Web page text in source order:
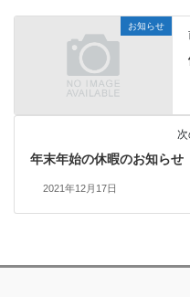
お知らせ
年末年始の休暇のお知らせ
2021年12月17日